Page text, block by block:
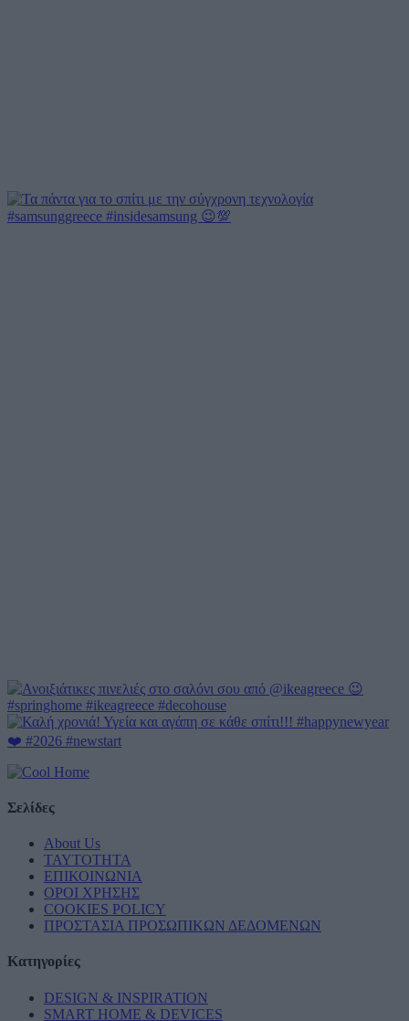
Σελίδες
About Us
ΤΑΥΤΟΤΗΤΑ
ΕΠΙΚΟΙΝΩΝΙΑ
ΟΡΟΙ ΧΡΗΣΗΣ
COOKIES POLICY
ΠΡΟΣΤΑΣΙΑ ΠΡΟΣΩΠΙΚΩΝ ΔΕΔΟΜΕΝΩΝ
Κατηγορίες
DESIGN & INSPIRATION
SMART HOME & DEVICES